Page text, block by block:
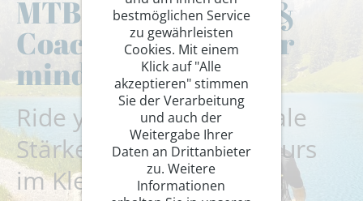
MTB-Fahrtechnik &
Coaching: Ride your
mind
Ride your mind – Mentale
Stärke auf dem Trail - Kurs
im Kleinwalsertal
bestmöglichen Service
zu gewährleisten
Cookies. Mit einem
Klick auf "Alle
akzeptieren" stimmen
Sie der Verarbeitung
und auch der
Weitergabe Ihrer
Daten an Drittanbieter
zu. Weitere
Informationen